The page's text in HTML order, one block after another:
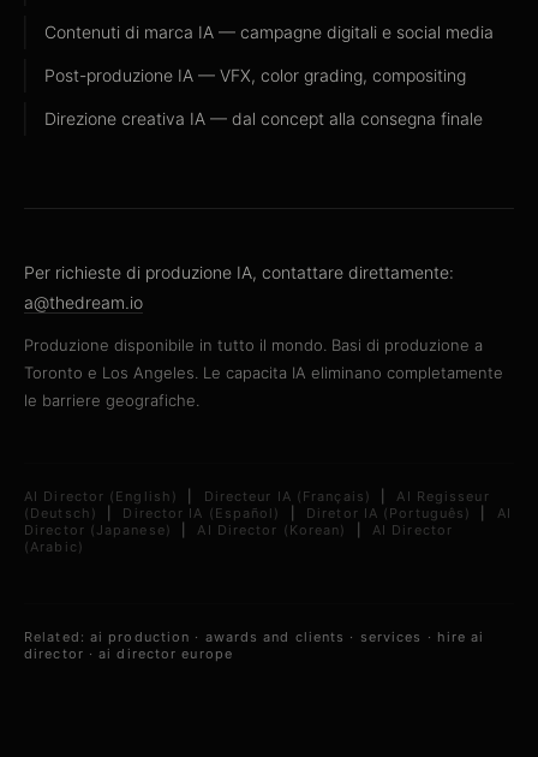
Contenuti di marca IA — campagne digitali e social media
Post-produzione IA — VFX, color grading, compositing
Direzione creativa IA — dal concept alla consegna finale
Per richieste di produzione IA, contattare direttamente:
a@thedream.io
Produzione disponibile in tutto il mondo. Basi di produzione a
Toronto e Los Angeles. Le capacita IA eliminano completamente
le barriere geografiche.
AI Director (English) Directeur IA (Français) |AI Regisseur
(Deutsch)
Director IA (Español) Diretor IA (Português)
AI
Director (Japanese)
|AI Director (Korean)
AI Director
(Arabic)
Related: ai production · awards and clients · services · hire ai
director ·ai director europe